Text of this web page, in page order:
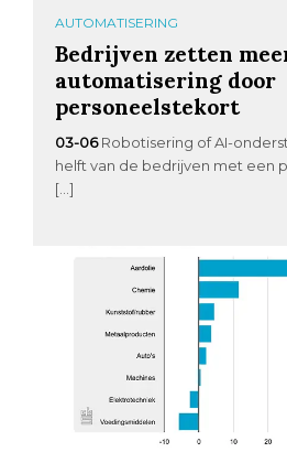
AUTOMATISERING
Bedrijven zetten
automatisering door
personeelstekort
03-06 Robotisering of AI-
helft van de bedrijven met een
[…]